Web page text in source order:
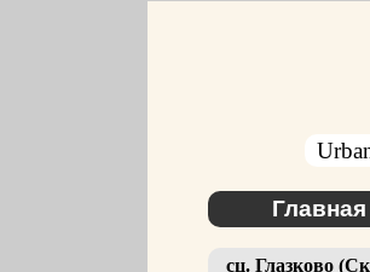
Главная
сц. Глазково